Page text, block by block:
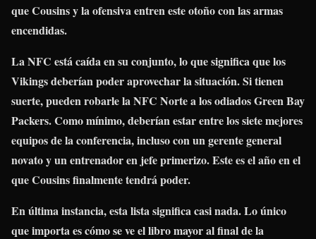
que Cousins ​​y la ofensiva entren este otoño con las armas
encendidas.
La NFC está caída en su conjunto, lo que significa que los
Vikings deberían poder aprovechar la situación. Si tienen
suerte, pueden robarle la NFC Norte a los odiados Green Bay
Packers. Como mínimo, deberían estar entre los siete mejores
equipos de la conferencia, incluso con un gerente general
novato y un entrenador en jefe primerizo. Este es el año en el
que Cousins ​​finalmente tendrá poder.
En última instancia, esta lista significa casi nada. Lo único
que importa es cómo se ve el libro mayor al final de la